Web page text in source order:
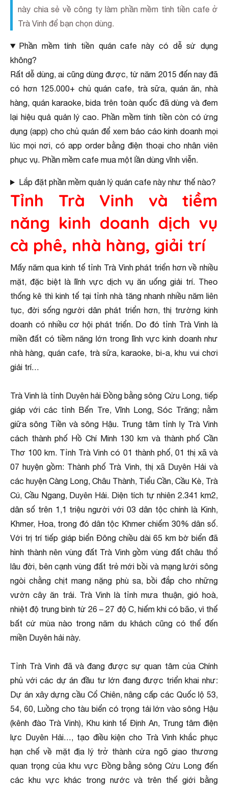
này chia sẻ về công ty làm phần mềm tính tiền cafe ở
Trà Vinh để bạn chọn dùng.
Phần mềm tính tiền quán cafe này có dễ sử dụng
không?
Rất dễ dùng, ai cũng dùng được, từ năm 2015 đến nay đã
có hơn 125.000+ chủ quán cafe, trà sữa, quán ăn, nhà
hàng, quán karaoke, bida trên toàn quốc đã dùng và đem
lại hiệu quả quản lý cao. Phần mềm tính tiền còn có ứng
dụng (app) cho chủ quán để xem báo cáo kinh doanh mọi
lúc mọi nơi, có app order bằng điện thoại cho nhân viên
phục vụ. Phần mềm cafe mua một lần dùng vĩnh viễn.
Lắp đặt phần mềm quản lý quán cafe này như thế nào?
Tỉnh Trà Vinh và tiềm
năng kinh doanh dịch vụ
cà phê, nhà hàng, giải trí
Mấy năm qua kinh tế tỉnh Trà Vinh phát triển hơn về nhiều
mặt, đặc biệt là lĩnh vực dịch vụ ăn uống giải trí. Theo
thống kê thì kinh tế tại tỉnh nhà tăng nhanh nhiều năm liên
tục, đời sống người dân phát triển hơn, thị trường kinh
doanh có nhiều cơ hội phát triển. Do đó tỉnh Trà Vinh là
miền đất có tiềm năng lớn trong lĩnh vực kinh doanh như
nhà hàng, quán cafe, trà sữa, karaoke, bi-a, khu vui chơi
giải trí…
Trà Vinh là tỉnh Duyên hải Đồng bằng sông Cửu Long, tiếp
giáp với các tỉnh Bến Tre, Vĩnh Long, Sóc Trăng; nằm
giữa sông Tiền và sông Hậu. Trung tâm tỉnh lỵ Trà Vinh
cách thành phố Hồ Chí Minh 130 km và thành phố Cần
Thơ 100 km. Tỉnh Trà Vinh có 01 thành phố, 01 thị xã và
07 huyện gồm: Thành phố Trà Vinh, thị xã Duyên Hải và
các huyện Càng Long, Châu Thành, Tiểu Cần, Cầu Kè, Trà
Cú, Cầu Ngang, Duyên Hải. Diện tích tự nhiên 2.341 km2,
dân số trên 1,1 triệu người với 03 dân tộc chính là Kinh,
Khmer, Hoa, trong đó dân tộc Khmer chiếm 30% dân số.
Với trị trí tiếp giáp biển Đông chiều dài 65 km bờ biển đã
hình thành nên vùng đất Trà Vinh gồm vùng đất châu thổ
lâu đời, bên cạnh vùng đất trẻ mới bồi và mạng lưới sông
ngòi chằng chịt mang nặng phù sa, bồi đắp cho những
vườn cây ăn trái. Trà Vinh là tỉnh mưa thuận, gió hoà,
nhiệt độ trung bình từ 26 – 27 độ C, hiếm khi có bão, vì thế
bất cứ mùa nào trong năm du khách cũng có thể đến
miền Duyên hải này.
Tỉnh Trà Vinh đã và đang được sự quan tâm của Chính
phủ với các dự án đầu tư lớn đang được triển khai như:
Dự án xây dựng cầu Cổ Chiên, nâng cấp các Quốc lộ 53,
54, 60, Luồng cho tàu biển có trọng tải lớn vào sông Hậu
(kênh đào Trà Vinh), Khu kinh tế Định An, Trung tâm điện
lực Duyên Hải…, tạo điều kiện cho Trà Vinh khắc phục
hạn chế về mặt địa lý trở thành cửa ngõ giao thương
quan trọng của khu vực Đồng bằng sông Cửu Long đến
các khu vực khác trong nước và trên thế giới bằng